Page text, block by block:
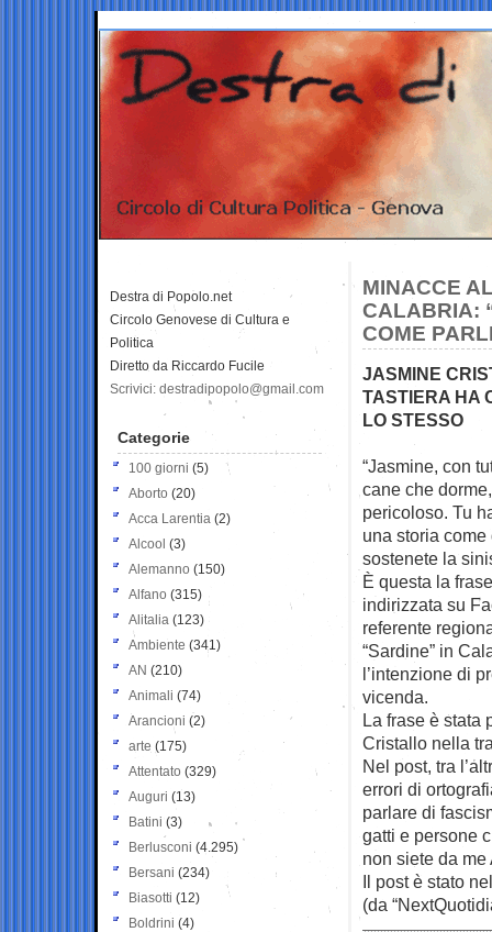
MINACCE
CALABRIA:
COME
JASMINE
TASTIERA HA
LO STESSO
“Jasmine, con
cane che
pericoloso. Tu
una storia
sostenete la
È questa la
indirizzata su
referente
“Sardine” in
l’intenzione di
vicenda.
La frase è stata
Cristallo nella
Nel post, tra
errori di
parlare di
gatti e persone
non siete da
Il post è stato
(da
Destra di Popolo.net
Circolo Genovese di Cultura e
Politica
Diretto da Riccardo Fucile
Scrivici: destradipopolo@gmail.com
Categorie
100 giorni (5)
Aborto (20)
Acca Larentia (2)
Alcool (3)
Alemanno (150)
Alfano (315)
Alitalia (123)
Ambiente (341)
AN (210)
Animali (74)
Arancioni (2)
arte (175)
Attentato (329)
Auguri (13)
Batini (3)
Berlusconi (4.295)
Bersani (234)
Biasotti (12)
Boldrini (4)